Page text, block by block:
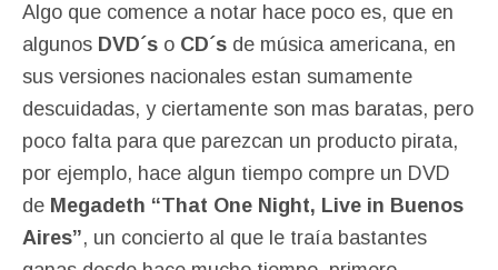
Algo que comence a notar hace poco es, que en
algunos DVD´s o CD´s de música americana, en
sus versiones nacionales estan sumamente
descuidadas, y ciertamente son mas baratas, pero
poco falta para que parezcan un producto pirata,
por ejemplo, hace algun tiempo compre un DVD
de Megadeth “That One Night, Live in Buenos
Aires”, un concierto al que le traía bastantes